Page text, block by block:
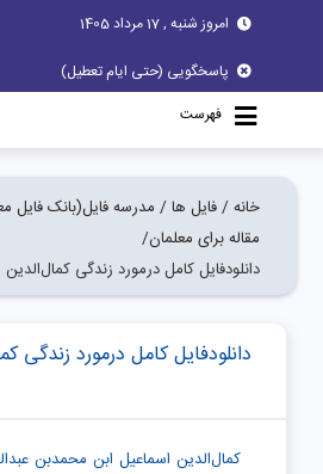
امروز شنبه , 17 مرداد 1405
پاسخگویی (حتی ایام تعطیل)
فهرست
خانه / فایل ها / مدرسه فایل(بانک فایل
مقاله برای معلمان/
دانلودفایل کامل درمورد زندگی
دانلودفایل کامل درمورد زندگی
کمال‌الدین اسماعیل ابن محمدبن